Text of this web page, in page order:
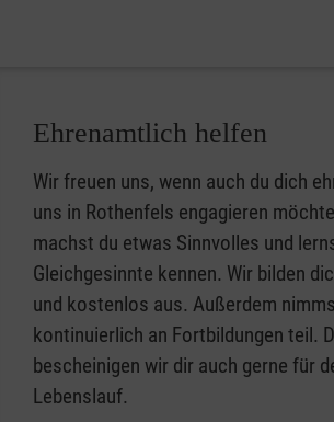
Ehrenamtlich helfen
Wir freuen uns, wenn auch du dich
uns in Rothenfels engagieren
machst du etwas Sinnvolles und
Gleichgesinnte kennen. Wir bilden
und kostenlos aus. Außerdem
kontinuierlich an Fortbildungen teil.
bescheinigen wir dir auch gerne für
Lebenslauf.